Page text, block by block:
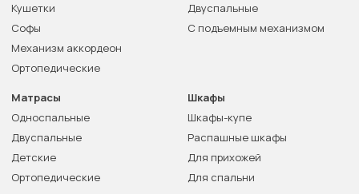
Кушетки
Софы
Механизм аккордеон
Ортопедические
Двуспальные
С подъемным механизмом
Матрасы
Односпальные
Двуспальные
Детские
Ортопедические
Шкафы
Шкафы-купе
Распашные шкафы
Для прихожей
Для спальни